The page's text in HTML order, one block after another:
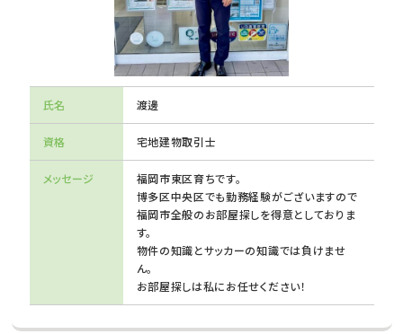
氏名 渡邊
資格 宅地建物取引士
メッセージ
福岡市東区育ちです。
博多区中央区でも勤務経験がございますので
福岡市全般のお部屋探しを得意としておりま
す。
物件の知識とサッカーの知識では負けませ
ん。
お部屋探しは私にお任せください！